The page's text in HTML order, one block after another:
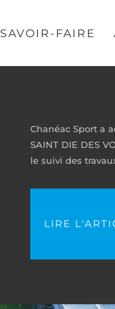
SAVOIR-FAIRE
Chanéac Sport a
SAINT DIE DES
le suivi des
LIRE